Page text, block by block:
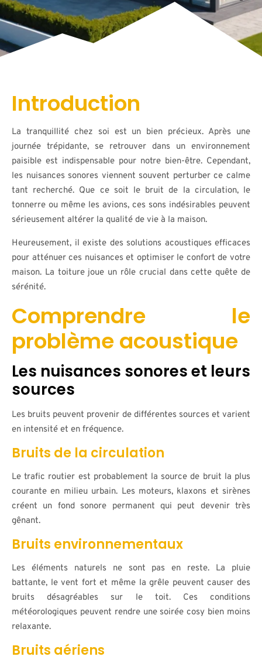
Introduction
La tranquillité chez soi est un bien précieux. Après une
journée trépidante, se retrouver dans un environnement
paisible est indispensable pour notre bien-être. Cependant,
les nuisances sonores viennent souvent perturber ce calme
tant recherché. Que ce soit le bruit de la circulation, le
tonnerre ou même les avions, ces sons indésirables peuvent
sérieusement altérer la qualité de vie à la maison.
Heureusement, il existe des solutions acoustiques efficaces
pour atténuer ces nuisances et optimiser le confort de votre
maison. La toiture joue un rôle crucial dans cette quête de
sérénité.
Comprendre le
problème acoustique
Les nuisances sonores et leurs
sources
Les bruits peuvent provenir de différentes sources et varient
en intensité et en fréquence.
Bruits de la circulation
Le trafic routier est probablement la source de bruit la plus
courante en milieu urbain. Les moteurs, klaxons et sirènes
créent un fond sonore permanent qui peut devenir très
gênant.
Bruits environnementaux
Les éléments naturels ne sont pas en reste. La pluie
battante, le vent fort et même la grêle peuvent causer des
bruits désagréables sur le toit. Ces conditions
météorologiques peuvent rendre une soirée cosy bien moins
relaxante.
Bruits aériens